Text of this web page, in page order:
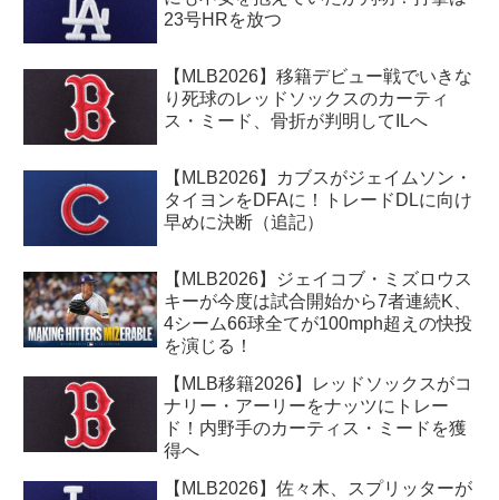
23号HRを放つ
【MLB2026】移籍デビュー戦でいきな
り死球のレッドソックスのカーティ
ス・ミード、骨折が判明してILへ
【MLB2026】カブスがジェイムソン・
タイヨンをDFAに！トレードDLに向け
早めに決断（追記）
【MLB2026】ジェイコブ・ミズロウス
キーが今度は試合開始から7者連続K、
4シーム66球全てが100mph超えの快投
を演じる！
【MLB移籍2026】レッドソックスがコ
ナリー・アーリーをナッツにトレー
ド！内野手のカーティス・ミードを獲
得へ
【MLB2026】佐々木、スプリッターが